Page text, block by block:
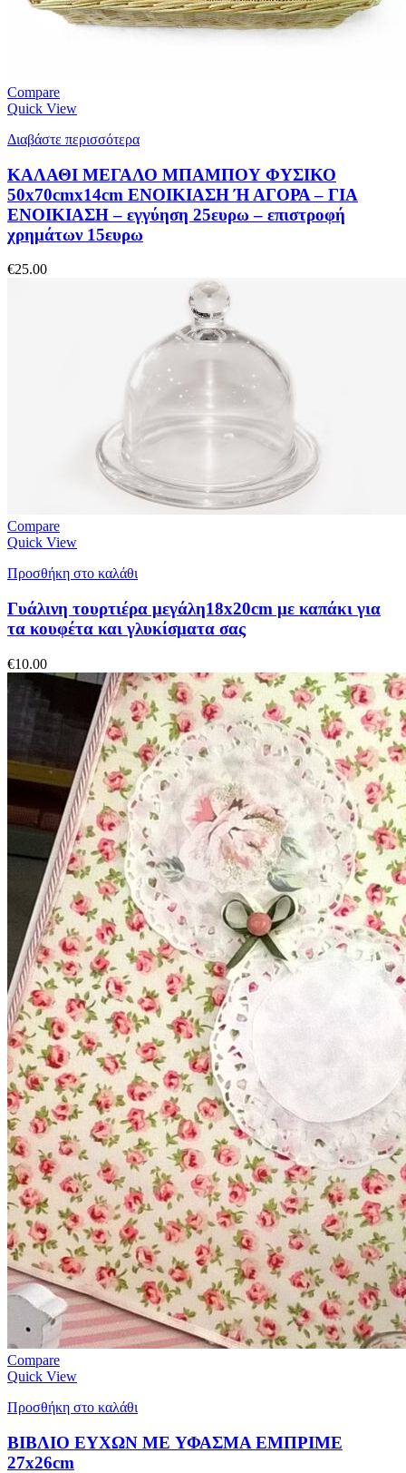
Compare
Quick View
Διαβάστε περισσότερα
ΚΑΛΑΘΙ ΜΕΓΑΛΟ ΜΠΑΜΠΟΥ ΦΥΣΙΚΟ
50x70cmx14cm ΕΝΟΙΚΙΑΣΗ Ή ΑΓΟΡΑ – ΓΙΑ
ΕΝΟΙΚΙΑΣΗ – εγγύηση 25ευρω – επιστροφή
χρημάτων 15ευρω
€25.00
Compare
Quick View
Προσθήκη στο καλάθι
Γυάλινη τουρτιέρα μεγάλη18x20cm με καπάκι για
τα κουφέτα και γλυκίσματα σας
€10.00
Compare
Quick View
Προσθήκη στο καλάθι
ΒΙΒΛΙΟ ΕΥΧΩΝ ME ΥΦΑΣΜΑ ΕΜΠΡΙΜΕ
27x26cm